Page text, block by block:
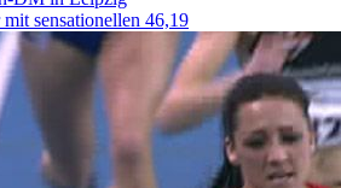
sensationellen 46,19